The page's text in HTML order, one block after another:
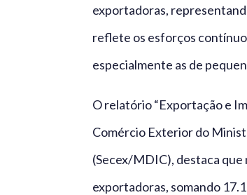
exportadoras,
reflete os esforços
especialmente as de
O relatório “Exportação e
Comércio Exterior do
(Secex/MDIC), destaca que
exportadoras, somando